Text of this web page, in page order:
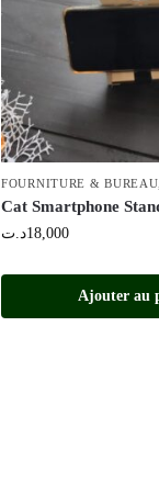
FOURNITURE & BUREAU
Cat Smartphone
18,000د.ت
Ajouter au